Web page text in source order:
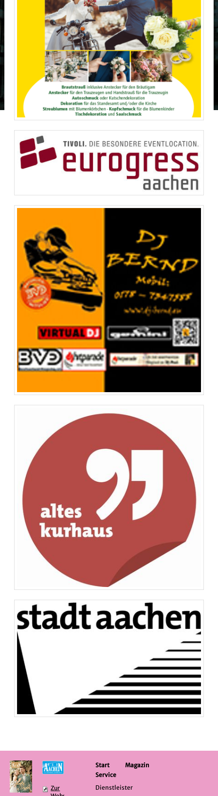
Zur
Start
Magazin
Service
Dienstleister